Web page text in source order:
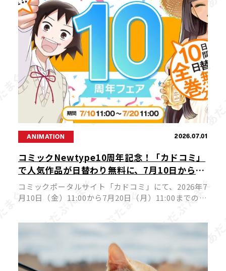
ANIMATION 2026.07.01
コミックNewtype10周年記念！「カドコミ」
で人気作品が日替わり無料に、7月10日から10
日間の豪華フェア開催
コミックポータルサイト「カドコミ」にて、2026年7
月10日（金）11:00から7月20日（月）11:00までの期